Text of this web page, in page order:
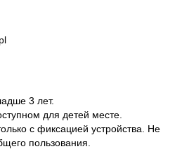
3 лет.
для детей месте.
с фиксацией устройства. Не
пользования.